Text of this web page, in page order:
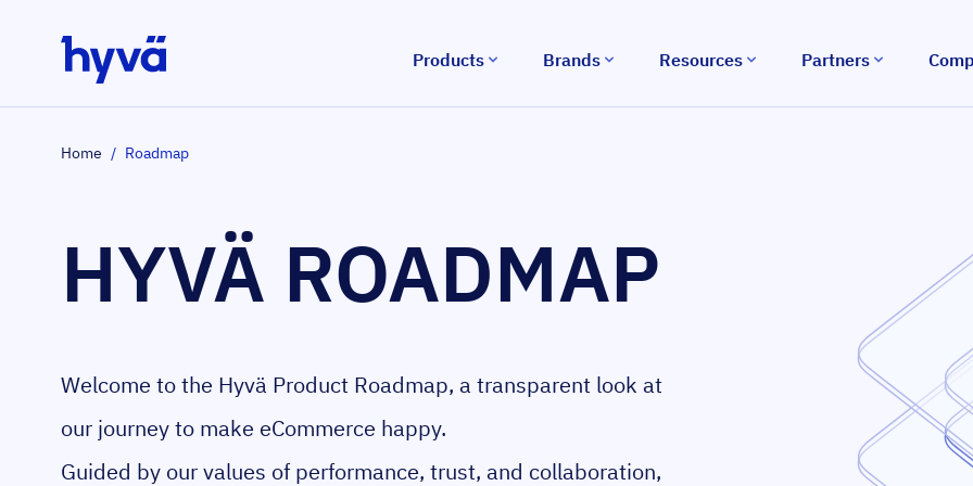
Products Brands Resources Partners
Home / Roadmap
HYVÄ ROADMAP
Welcome to the Hyvä Product Roadmap, a transparent look at
our journey to make eCommerce happy.
Guided by our values of performance, trust, and collaboration,